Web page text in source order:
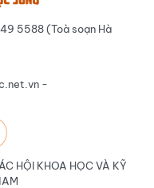
5588 (Toà soạn Hà
-
HỘI KHOA HỌC VÀ KỸ